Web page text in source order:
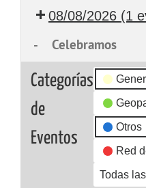
08/08/2026 (1
- Celebramos
Categorías
de
Eventos
Otros
Red
Todas